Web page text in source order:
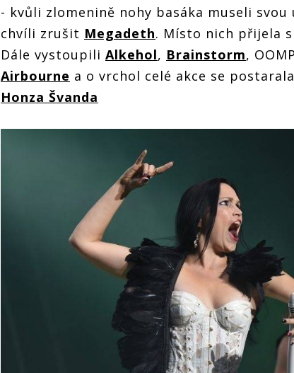
- kvůli zlomenině nohy basáka museli
chvíli zrušit Megadeth. Místo nich přijela
Dále vystoupili Alkehol, Brainstorm,
Airbourne a o vrchol celé akce se postarala
Honza Švanda